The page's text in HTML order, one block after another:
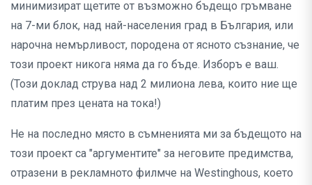
минимизират щетите от възможно бъдещо гръмване
на 7-ми блок, над най-населения град в България, или
нарочна немърливост, породена от ясното съзнание, че
този проект никога няма да го бъде. Изборъ е ваш.
(Този доклад струва над 2 милиона лева, които ние ще
платим през цената на тока!)
Не на последно място в съмненията ми за бъдещото на
този проект са "аргументите" за неговите предимства,
отразени в рекламното филмче на Westinghous, което